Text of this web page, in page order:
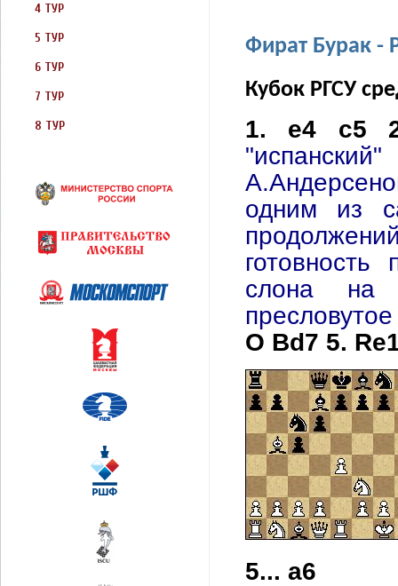
4 ТУР
5 ТУР
6 ТУР
7 ТУР
8 ТУР
Фират Бурак -
Кубок РГСУ
1. e4 c5
одним из
слона на
O Bd7 5.
5... a6